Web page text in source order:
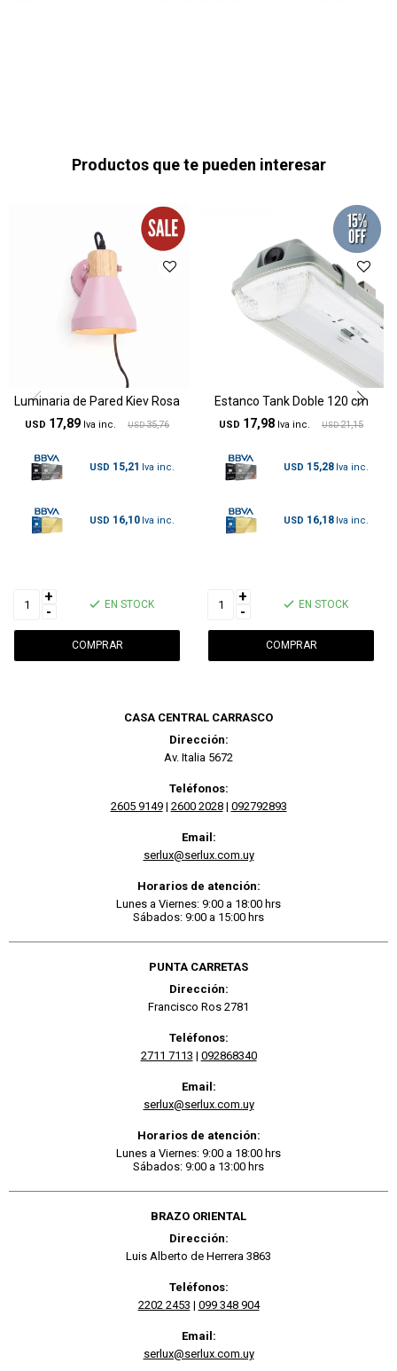
Productos que te pueden interesar
Luminaria de Pared Kiev Rosa
USD 17,89 USD 35,76
USD 15,21
USD 16,10
+
-
EN STOCK
Estanco Tank Doble 120 cm
USD 17,98 USD 21,15
USD 15,28
USD 16,18
+
-
EN STOCK
CASA CENTRAL CARRASCO
Dirección:
Av. Italia 5672
Teléfonos:
2605 9149| 2600 2028| 092792893
Email:
serlux@serlux.com.uy
Horarios de atención:
Lunes a Viernes: 9:00 a 18:00 hrs
Sábados: 9:00 a 15:00 hrs
PUNTA CARRETAS
Dirección:
Francisco Ros 2781
Teléfonos:
2711 7113 | 092868340
Email:
serlux@serlux.com.uy
Horarios de atención:
Lunes a Viernes: 9:00 a 18:00 hrs
Sábados: 9:00 a 13:00 hrs
BRAZO ORIENTAL
Dirección:
Luis Alberto de Herrera 3863
Teléfonos:
2202 2453 | 099 348 904
Email:
serlux@serlux.com.uy